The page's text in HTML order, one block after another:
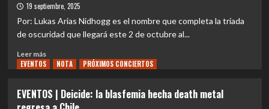
CREATION
CONFIRMA
REGRESO
A
CHILE
MYSTIC
19 septiembre, 2025
Por: Lukas Arias Nidhogg es el nombre que completa la tríada
de oscuridad que llegará este 2 de octubre al...
Leer másLeer
más
|
EVENTOS NOTA PRÓXIMOS CONCIERTOS
EVENTOS | Deicide: la blasfemia hecha death metal